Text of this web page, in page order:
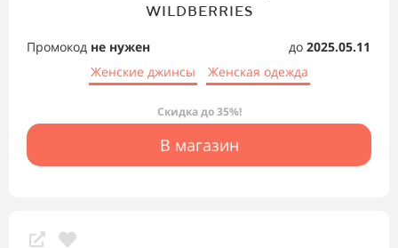
WILDBERRIES
Промокод не нужен до 2025.05.11
Женские джинсы
Женская одежда
Скидка до 35%!
В магазин